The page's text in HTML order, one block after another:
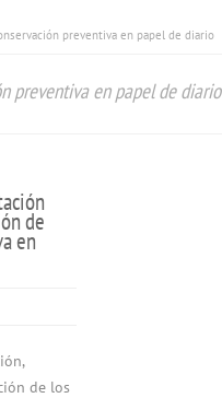
preventiva en papel de diario
preventiva en papel de diario
de
en
de los